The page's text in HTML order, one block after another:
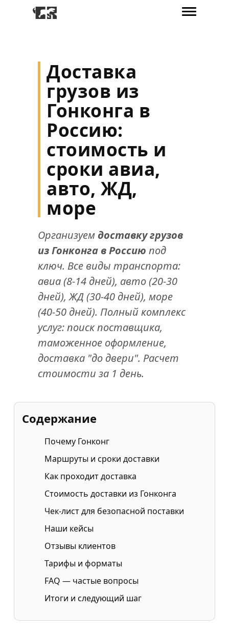
Доставка
грузов из
Гонконга в
Россию:
стоимость и
сроки авиа,
авто, ЖД,
море
Организуем доставку грузов
из Гонконга в Россию под
ключ. Все виды транспорта:
авиа (8-14 дней), авто (20-30
дней), ЖД (30-40 дней), море
(40-50 дней). Полный комплекс
услуг: поиск поставщика,
таможенное оформление,
доставка "до двери". Расчет
стоимости за 1 день.
Содержание
Почему Гонконг
Маршруты и сроки доставки
Как проходит доставка
Стоимость доставки из Гонконга
Чек-лист для безопасной поставки
Наши кейсы
Отзывы клиентов
Тарифы и форматы
FAQ — частые вопросы
Итоги и следующий шаг